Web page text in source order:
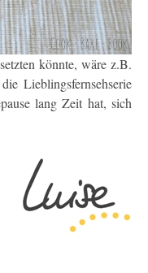
könnte, wäre z.B.
Lieblingsfernsehserie
lang Zeit hat, sich